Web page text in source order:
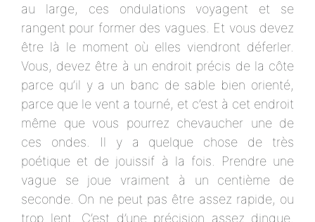
au large, ces ondulations voyagent et se
rangent pour former des vagues. Et vous devez
être là le moment où elles viendront déferler.
Vous, devez être à un endroit précis de la côte
parce qu’il y a un banc de sable bien orienté,
parce que le vent a tourné, et c’est à cet endroit
même que vous pourrez chevaucher une de
ces ondes. Il y a quelque chose de très
poétique et de jouissif à la fois. Prendre une
vague se joue vraiment à un centième de
seconde. On ne peut pas être assez rapide, ou
trop lent. C’est d’une précision assez dingue.